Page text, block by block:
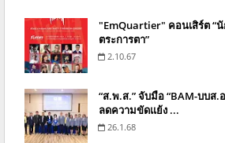
"EmQuartier" คอนเสิร์ต “
ตระการตา”
2.10.67
“ส.พ.ส.” จับมือ “BAM-บบส.
ลดความขัดแย้ง ...
26.1.68